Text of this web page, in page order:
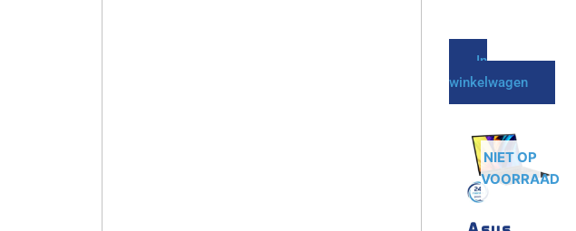
In
winkelwagen
NIET OP
VOORRAAD
product
heeft
meerdere
variaties.